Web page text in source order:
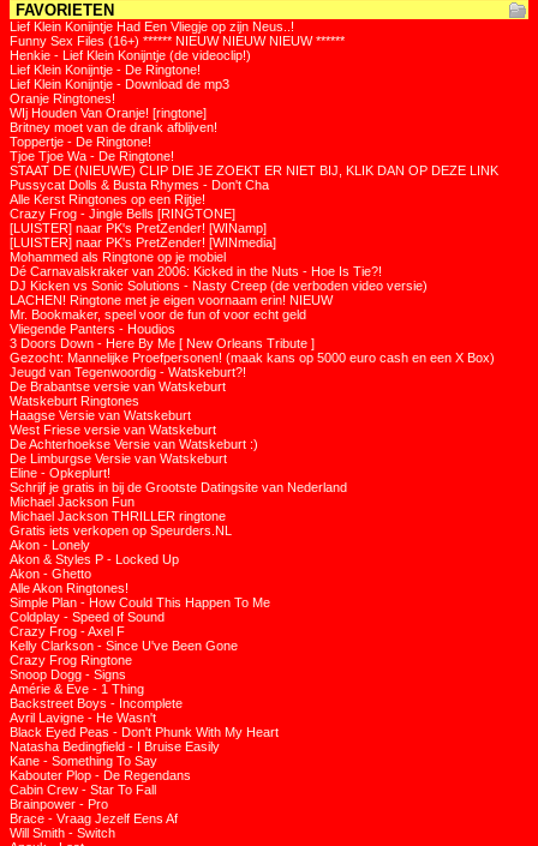
FAVORIETEN
Lief Klein Konijntje Had Een Vliegje op zijn Neus..!
Funny Sex Files (16+) ****** NIEUW NIEUW NIEUW ******
Henkie - Lief Klein Konijntje (de videoclip!)
Lief Klein Konijntje - De Ringtone!
Lief Klein Konijntje - Download de mp3
Oranje Ringtones!
WIj Houden Van Oranje! [ringtone]
Britney moet van de drank afblijven!
Toppertje - De Ringtone!
Tjoe Tjoe Wa - De Ringtone!
STAAT DE (NIEUWE) CLIP DIE JE ZOEKT ER NIET BIJ, KLIK DAN OP DEZE LINK
Pussycat Dolls & Busta Rhymes - Don't Cha
Alle Kerst Ringtones op een Rijtje!
Crazy Frog - Jingle Bells [RINGTONE]
[LUISTER] naar PK's PretZender! [WINamp]
[LUISTER] naar PK's PretZender! [WINmedia]
Mohammed als Ringtone op je mobiel
Dé Carnavalskraker van 2006: Kicked in the Nuts - Hoe Is Tie?!
DJ Kicken vs Sonic Solutions - Nasty Creep (de verboden video versie)
LACHEN! Ringtone met je eigen voornaam erin! NIEUW
Mr. Bookmaker, speel voor de fun of voor echt geld
Vliegende Panters - Houdios
3 Doors Down - Here By Me [ New Orleans Tribute ]
Gezocht: Mannelijke Proefpersonen! (maak kans op 5000 euro cash en een X Box)
Jeugd van Tegenwoordig - Watskeburt?!
De Brabantse versie van Watskeburt
Watskeburt Ringtones
Haagse Versie van Watskeburt
West Friese versie van Watskeburt
De Achterhoekse Versie van Watskeburt :)
De Limburgse Versie van Watskeburt
Eline - Opkeplurt!
Schrijf je gratis in bij de Grootste Datingsite van Nederland
Michael Jackson Fun
Michael Jackson THRILLER ringtone
Gratis iets verkopen op Speurders.NL
Akon - Lonely
Akon & Styles P - Locked Up
Akon - Ghetto
Alle Akon Ringtones!
Simple Plan - How Could This Happen To Me
Coldplay - Speed of Sound
Crazy Frog - Axel F
Kelly Clarkson - Since U've Been Gone
Crazy Frog Ringtone
Snoop Dogg - Signs
Amérie & Eve - 1 Thing
Backstreet Boys - Incomplete
Avril Lavigne - He Wasn't
Black Eyed Peas - Don't Phunk With My Heart
Natasha Bedingfield - I Bruise Easily
Kane - Something To Say
Kabouter Plop - De Regendans
Cabin Crew - Star To Fall
Brainpower - Pro
Brace - Vraag Jezelf Eens Af
Will Smith - Switch